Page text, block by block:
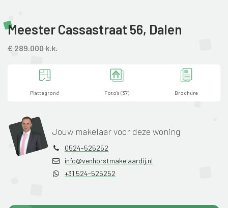
Meester Cassastraat 56, Dalen
€ 289.000 k.k.
Plattegrond Foto's (37) Brochure
Jouw makelaar voor deze woning
0524-525252
info@venhorstmakelaardij.nl
+31 524-525252